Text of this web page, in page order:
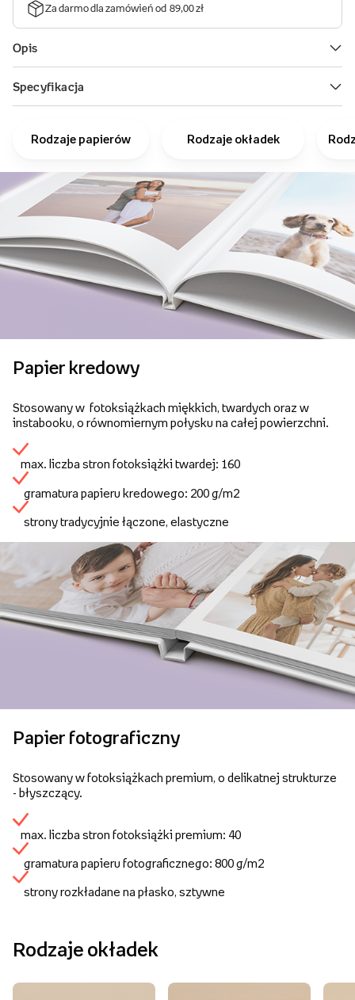
Rodzaje papierów Rodzaje okładek
Papier kredowy
Stosowany w fotoksiążkach miękkich, twardych oraz w
instabooku, o równomiernym połysku na całej powierzchni.
max. liczba stron fotoksiążki twardej: 160
gramatura papieru kredowego: 200 g/m2
strony tradycyjnie łączone, elastyczne
Papier fotograficzny
Stosowany w fotoksiążkach premium, o delikatnej strukturze
- błyszczący.
max. liczba stron fotoksiążki premium: 40
gramatura papieru fotograficznego: 800 g/m2
strony rozkładane na płasko, sztywne
Rodzaje okładek